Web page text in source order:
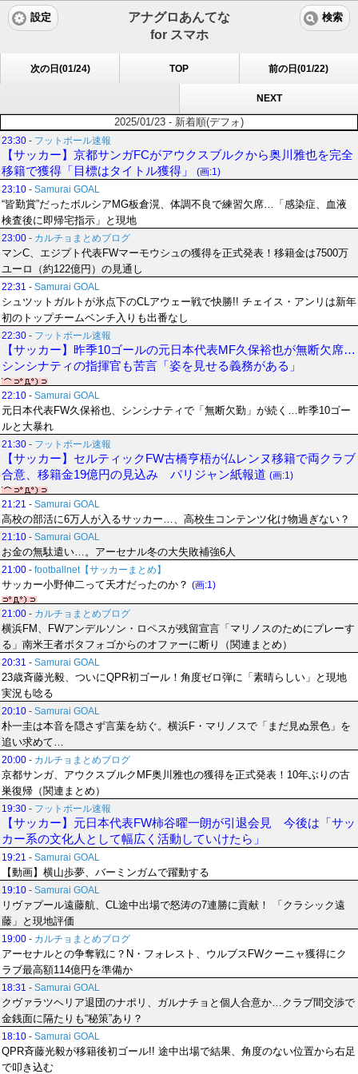
アナグロあんてな
for スマホ
設定 検索
次の日(01/24) TOP 前の日(01/22)
NEXT
2025/01/23 - 新着順(デフォ)
23:30 - フットボール速報
【サッカー】京都サンガFCがアウクスブルクから奥川雅也を完全
移籍で獲得「目標はタイトル獲得」
(画:1)
23:10 - Samurai GOAL
“皆勤賞”だったボルシアMG板倉滉、体調不良で練習欠席…「感染症、血液
検査後に即帰宅指示」と現地
23:00 - カルチョまとめブログ
マンC、エジプト代表FWマーモウシュの獲得を正式発表！移籍金は7500万
ユーロ（約122億円）の見通し
22:31 - Samurai GOAL
シュツットガルトが氷点下のCLアウェー戦で快勝!! チェイス・アンリは新年
初のトップチームベンチ入りも出番なし
22:30 - フットボール速報
【サッカー】昨季10ゴールの元日本代表MF久保裕也が無断欠席…
シンシナティの指揮官も苦言「姿を見せる義務がある」
22:10 - Samurai GOAL
元日本代表FW久保裕也、シンシナティで「無断欠勤」が続く…昨季10ゴー
ルと大暴れ
21:30 - フットボール速報
【サッカー】セルティックFW古橋亨梧が仏レンヌ移籍で両クラブ
合意、移籍金19億円の見込み パリジャン紙報道 (画:1)
21:21 - Samurai GOAL
高校の部活に6万人が入るサッカー…、高校生コンテンツ化け物過ぎない？
21:10 - Samurai GOAL
お金の無駄遣い…。アーセナル冬の大失敗補強6人
21:00 - footballnet【サッカーまとめ】
サッカー小野伸二って天才だったのか？ (画:1)
21:00 - カルチョまとめブログ
横浜FM、FWアンデルソン・ロペスが残留宣言「マリノスのためにプレーす
る」南米王者ボタフォゴからのオファーに断り（関連まとめ）
20:31 - Samurai GOAL
23歳斉藤光毅、ついにQPR初ゴール！角度ゼロ弾に「素晴らしい」と現地
実況も唸る
20:10 - Samurai GOAL
朴一圭は本音を隠さず言葉を紡ぐ。横浜F・マリノスで「まだ見ぬ景色」を
追い求めて…
20:00 - カルチョまとめブログ
京都サンガ、アウクスブルクMF奥川雅也の獲得を正式発表！10年ぶりの古
巣復帰（関連まとめ）
19:30 - フットボール速報
【サッカー】元日本代表FW柿谷曜一朗が引退会見 今後は「サッ
カー系の文化人として幅広く活動していけたら」
19:21 - Samurai GOAL
【動画】横山歩夢、バーミンガムで躍動する
19:10 - Samurai GOAL
リヴァプール遠藤航、CL途中出場で怒涛の7連勝に貢献！ 「クラシック遠
藤」と現地評価
19:00 - カルチョまとめブログ
アーセナルとの争奪戦に？N・フォレスト、ウルブスFWクーニャ獲得にク
ラブ最高額114億円を準備か
18:31 - Samurai GOAL
クヴァラツヘリア退団のナポリ、ガルナチョと個人合意か…クラブ間交渉で
金銭面に隔たりも“秘策”あり？
18:10 - Samurai GOAL
QPR斉藤光毅が移籍後初ゴール!! 途中出場で結果、角度のない位置から右足
で叩き込む